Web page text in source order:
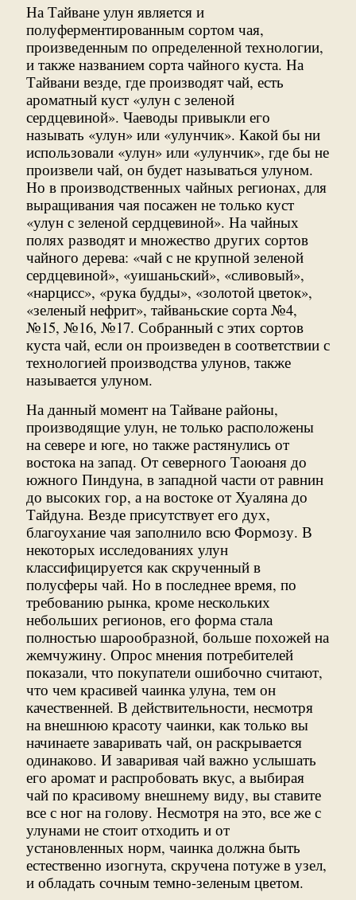
На Тайване улун является и
полуферментированным сортом чая,
произведенным по определенной технологии,
и также названием сорта чайного куста. На
Тайвани везде, где производят чай, есть
ароматный куст «улун с зеленой
сердцевиной». Чаеводы привыкли его
называть «улун» или «улунчик». Какой бы ни
использовали «улун» или «улунчик», где бы не
произвели чай, он будет называться улуном.
Но в производственных чайных регионах, для
выращивания чая посажен не только куст
«улун с зеленой сердцевиной». На чайных
полях разводят и множество других сортов
чайного дерева: «чай с не крупной зеленой
сердцевиной», «уишаньский», «сливовый»,
«нарцисс», «рука будды», «золотой цветок»,
«зеленый нефрит», тайваньские сорта №4,
№15, №16, №17. Собранный с этих сортов
куста чай, если он произведен в соответствии с
технологией производства улунов, также
называется улуном.
На данный момент на Тайване районы,
производящие улун, не только расположены
на севере и юге, но также растянулись от
востока на запад. От северного Таоюаня до
южного Пиндуна, в западной части от равнин
до высоких гор, а на востоке от Хуаляна до
Тайдуна. Везде присутствует его дух,
благоухание чая заполнило всю Формозу. В
некоторых исследованиях улун
классифицируется как скрученный в
полусферы чай. Но в последнее время, по
требованию рынка, кроме нескольких
небольших регионов, его форма стала
полностью шарообразной, больше похожей на
жемчужину. Опрос мнения потребителей
показали, что покупатели ошибочно считают,
что чем красивей чаинка улуна, тем он
качественней. В действительности, несмотря
на внешнюю красоту чаинки, как только вы
начинаете заваривать чай, он раскрывается
одинаково. И заваривая чай важно услышать
его аромат и распробовать вкус, а выбирая
чай по красивому внешнему виду, вы ставите
все с ног на голову. Несмотря на это, все же с
улунами не стоит отходить и от
установленных норм, чаинка должна быть
естественно изогнута, скручена потуже в узел,
и обладать сочным темно-зеленым цветом.